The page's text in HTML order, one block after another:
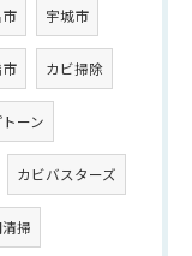
宇城市
カビ掃除
ーン
カビバスターズ
掃